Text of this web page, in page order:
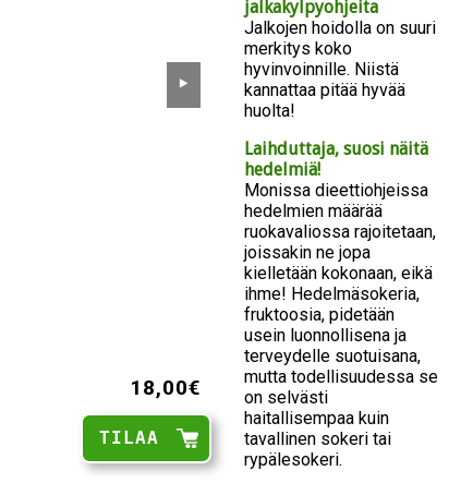
⯈
18,00€
TILAA
jalkakylpyohjeita
Jalkojen hoidolla on suuri
merkitys koko
hyvinvoinnille. Niistä
kannattaa pitää hyvää
huolta!
Laihduttaja, suosi näitä
hedelmiä!
Monissa dieettiohjeissa
hedelmien määrää
ruokavaliossa rajoitetaan,
joissakin ne jopa
kielletään kokonaan, eikä
ihme! Hedelmäsokeria,
fruktoosia, pidetään
usein luonnollisena ja
terveydelle suotuisana,
mutta todellisuudessa se
on selvästi
haitallisempaa kuin
tavallinen sokeri tai
rypälesokeri.